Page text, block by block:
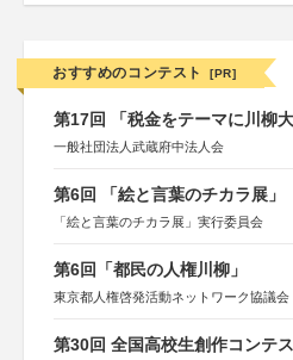
おすすめのコンテスト [PR]
第17回 「税金をテーマに川柳大
一般社団法人武蔵府中法人会
第6回 「絵と言葉のチカラ展」
「絵と言葉のチカラ展」実行委員会
第6回「都民の人権川柳」
東京都人権啓発活動ネットワーク協議会
第30回 全国高校生創作コンテ